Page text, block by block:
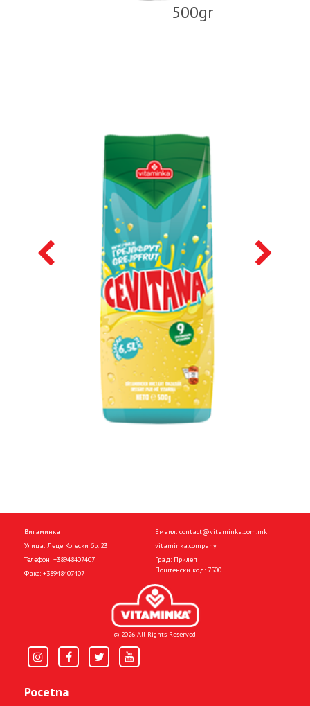
500gr
Витаминка
Улица: Леце Котески бр. 23
Телефон: +38948407407
Факс: +38948407407
Емаил: contact@vitaminka.com.mk
vitaminka.company
Град: Прилеп
Поштенски код: 7500
© 2026 All Rights Reserved
Pocetna